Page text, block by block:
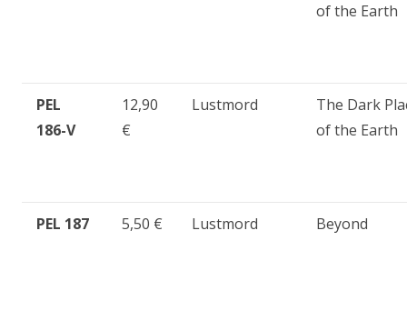
of the Earth
PEL
186-V
12,90
€
Lustmord
The Dark
of the Earth
PEL 187 5,50 € Lustmord Beyond